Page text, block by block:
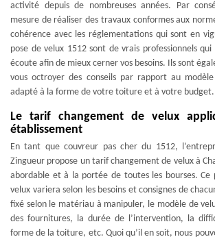
activité depuis de nombreuses années. Par
mesure de réaliser des travaux conformes aux
cohérence avec les réglementations qui sont en
pose de velux 1512 sont de vrais professionnels
écoute afin de mieux cerner vos besoins. Ils sont
vous octroyer des conseils par rapport au
adapté à la forme de votre toiture et à votre budget.
Le tarif changement de velux
établissement
En tant que couvreur pas cher du 1512,
Zingueur propose un tarif changement de velux à
abordable et à la portée de toutes les bourses. Ce
velux variera selon les besoins et consignes de
fixé selon le matériau à manipuler, le modèle de
des fournitures, la durée de l’intervention, la
forme de la toiture, etc. Quoi qu’il en soit, nous